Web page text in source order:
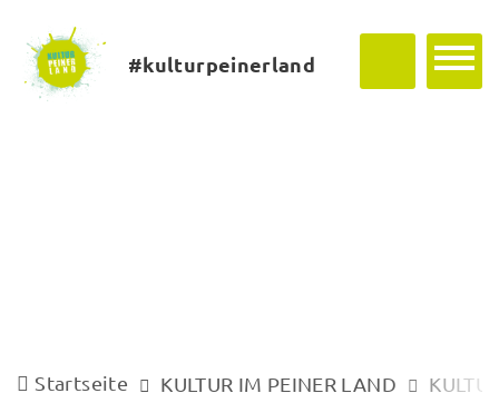
#kulturpeinerland
Startseite KULTUR IM PEINER LAND